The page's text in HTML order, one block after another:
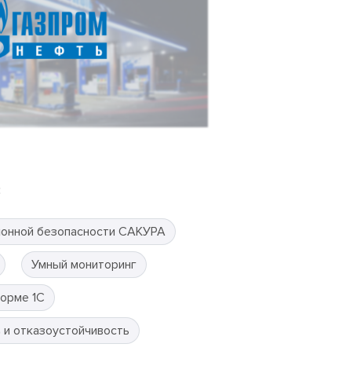
безопасности САКУРА
Умный мониторинг
1С
отказоустойчивость